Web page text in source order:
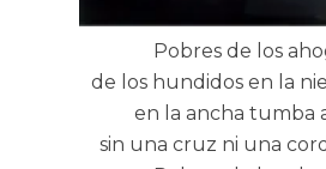
Pobres de los
de los hundidos en la
en la ancha tumba
sin una cruz ni una